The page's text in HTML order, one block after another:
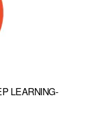
LEARNING-